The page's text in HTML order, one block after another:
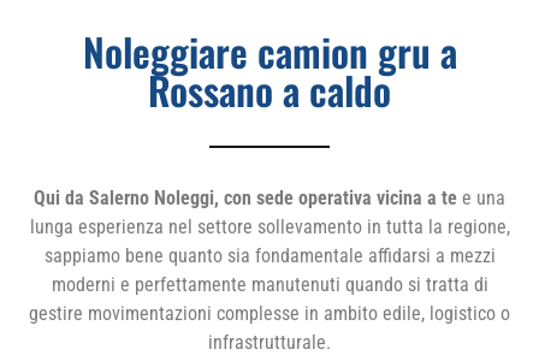
Noleggiare camion gru a
Rossano a caldo
Qui da Salerno Noleggi, con sede operativa vicina a te e una
lunga esperienza nel settore sollevamento in tutta la regione,
sappiamo bene quanto sia fondamentale affidarsi a mezzi
moderni e perfettamente manutenuti quando si tratta di
gestire movimentazioni complesse in ambito edile, logistico o
infrastrutturale.